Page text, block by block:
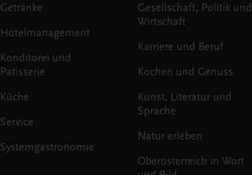
Getränke
Hotelmanagement
Konditorei und
Patisserie
Küche
Service
Systemgastronomie
Gesellschaft, Politik und
Wirtschaft
Karriere und Beruf
Kochen und Genuss
Kunst, Literatur und
Sprache
Natur erleben
Oberösterreich in Wort